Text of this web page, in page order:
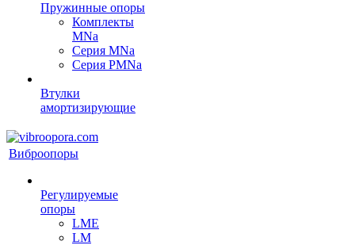
Пружинные опоры
Комплекты
MNa
Серия MNa
Серия PMNa
Втулки
амортизирующие
Виброопоры
Регулируемые
опоры
LME
LM